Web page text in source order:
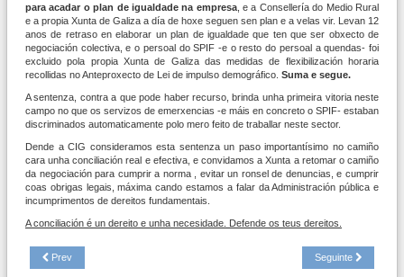
para acadar o plan de igualdade na empresa, e a Consellería do Medio Rural
e a propia Xunta de Galiza a día de hoxe seguen sen plan e a velas vir. Levan 12
anos de retraso en elaborar un plan de igualdade que ten que ser obxecto de
negociación colectiva, e o persoal do SPIF -e o resto do persoal a quendas- foi
excluido pola propia Xunta de Galiza das medidas de flexibilización horaria
recollidas no Anteproxecto de Lei de impulso demográfico. Suma e segue.
A sentenza, contra a que pode haber recurso, brinda unha primeira vitoria neste
campo no que os servizos de emerxencias -e máis en concreto o SPIF- estaban
discriminados automaticamente polo mero feito de traballar neste sector.
Dende a CIG consideramos esta sentenza un paso importantísimo no camiño
cara unha conciliación real e efectiva, e convidamos a Xunta a retomar o camiño
da negociación para cumprir a norma , evitar un ronsel de denuncias, e cumprir
coas obrigas legais, máxima cando estamos a falar da Administración pública e
incumprimentos de dereitos fundamentais.
A conciliación é un dereito e unha necesidade. Defende os teus dereitos.
Prev Seguinte